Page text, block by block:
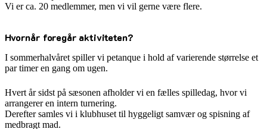
Vi er ca. 20 medlemmer, men vi vil gerne være flere.
Hvornår foregår aktiviteten?
I sommerhalvåret spiller vi petanque i hold af varierende størrelse et
par timer en gang om ugen.
Hvert år sidst på sæsonen afholder vi en fælles spilledag, hvor vi
arrangerer en intern turnering.
Derefter samles vi i klubhuset til hyggeligt samvær og spisning af
medbragt mad.